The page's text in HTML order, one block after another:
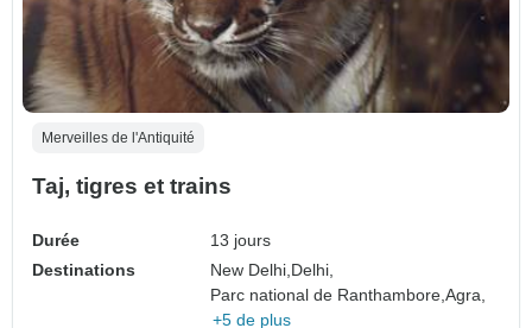
Merveilles de l'Antiquité
Taj, tigres et trains
Durée
13 jours
Destinations
New Delhi, Delhi,
Parc national de Ranthambore,Agra,
+5 de plus